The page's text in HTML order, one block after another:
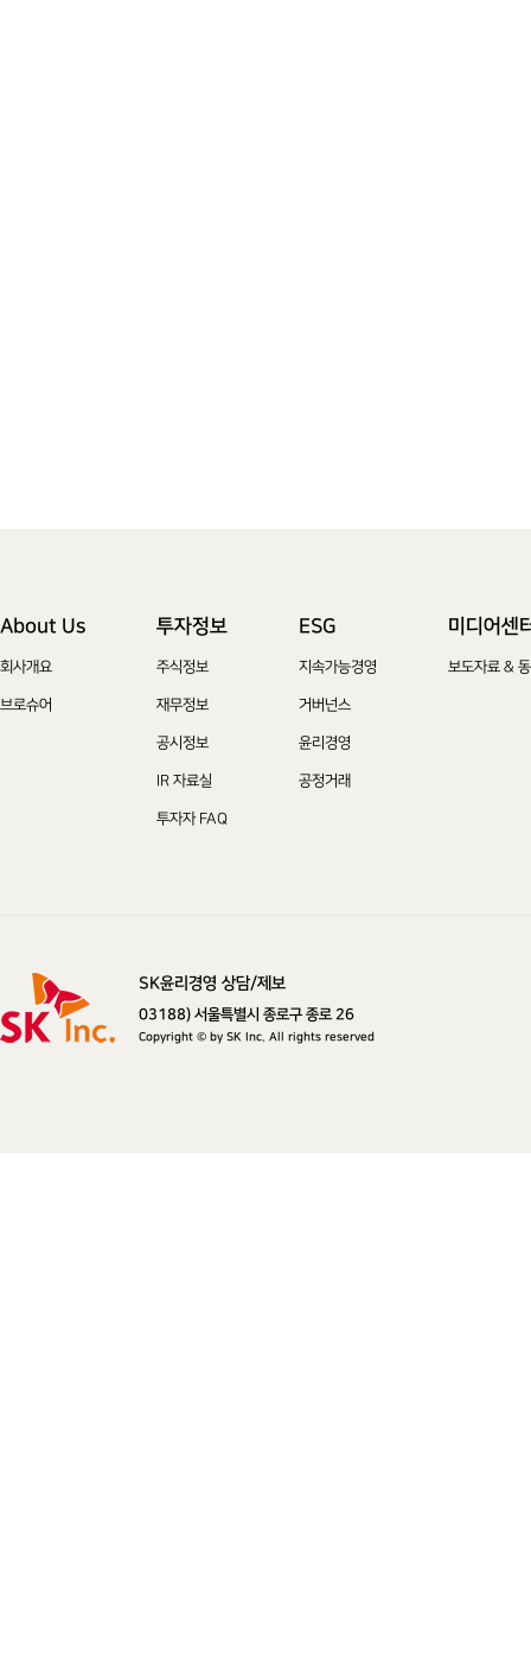
About Us
회사개요
브로슈어
투자정보
주식정보
재무정보
공시정보
IR 자료실
투자자 FAQ
ESG
지속가능경영
거버넌스
윤리경영
공정거래
미디어센
보도자료 &
SK주식회사 SK윤리경영 상담/제보
03188) 서울특별시 종로구 종로 26
Copyright © by SK Inc. All rights reserved